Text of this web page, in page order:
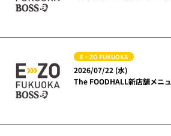
E・ZO FUKUOKA
2026/07/22 (水)
The FOODHALL新店舗メニ